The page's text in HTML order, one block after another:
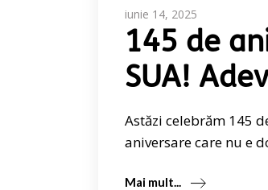
iunie 14, 2025
145 de
SUA!
Astăzi celebrăm 145
aniversare care nu e
Mai mult...